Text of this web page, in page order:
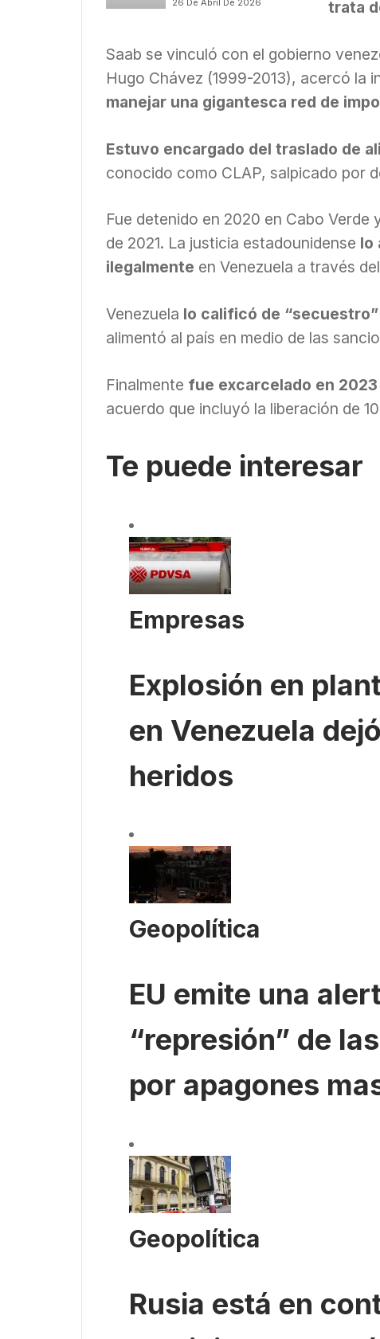
media hora
26 De Abril De 2026
trata
Saab se vinculó con el gobierno
Hugo Chávez (1999-2013), acercó la
manejar una gigantesca red de
Estuvo encargado del traslado de
conocido como CLAP, salpicado por
Fue detenido en 2020 en Cabo
de 2021. La justicia estadounidense lo
ilegalmente en Venezuela a través
Venezuela lo calificó de “secuestro”
alimentó al país en medio de las
Finalmente fue excarcelado en
acuerdo que incluyó la liberación de
Te puede interesar
Empresas
Explosión en
en Venezuela
heridos
Geopolítica
EU emite una
“represión” de
por apagones
Geopolítica
Rusia está en